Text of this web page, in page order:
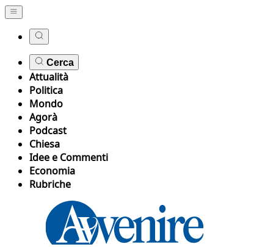
Cerca
Attualità
Politica
Mondo
Agorà
Podcast
Chiesa
Idee e Commenti
Economia
Rubriche